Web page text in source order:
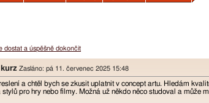
dostat a úspěšně dokončit
Zasláno: pá 11. červenec 2025 15:48
a chtěl bych se zkusit uplatnit v concept artu. Hledám
pro hry nebo filmy. Možná už někdo něco studoval a může